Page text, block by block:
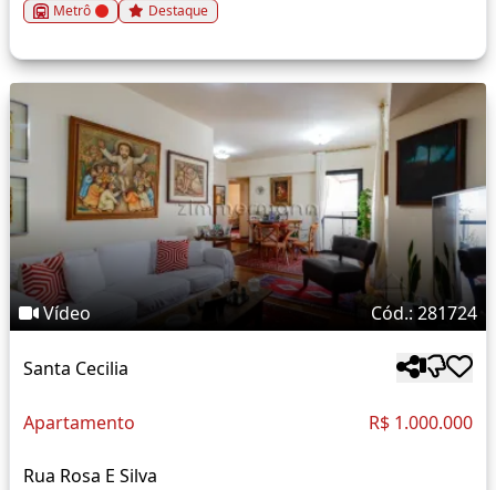
Metrô Destaque
Vídeo Cód.: 281724
Santa Cecilia
Apartamento R$ 1.000.000
Rua Rosa E Silva